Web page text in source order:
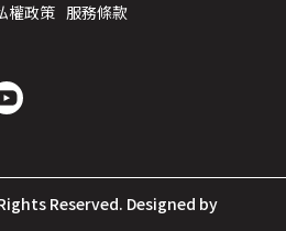
權政策 服務條款
Reserved. Designed by